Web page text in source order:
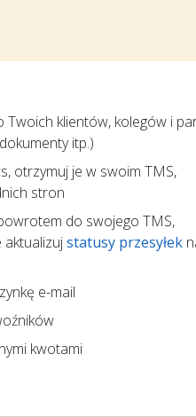
Twoich klientów, kolegów i
itp.)
otrzymuj je w swoim TMS,
stron
do swojego TMS,
statusy przesyłek
e-mail
kwotami